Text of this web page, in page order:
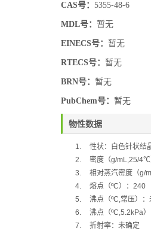
CAS号： 5355-48-6
MDL号： 暂无
EINECS号： 暂无
RTECS号： 暂无
BRN号： 暂无
PubChem号： 暂无
物性数据
1.
性状：白色针状结
2.
密度（g/mL,25/4℃
3.
相对蒸汽密度（g/
4.
熔点（ºC）： 240
5.
沸点（ºC,常压）：
6.
沸点（ºC,5.2kPa
7.
折射率：未确定